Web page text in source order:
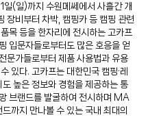
(일)까지 수원메쎄에서 사흘간 개
장비부터 차박, 캠핑카 등 캠핑 관련
목 등을 한자리에 전시하는 고카프
입문자들로부터도 많은 호응을 얻
문가들로부터 제품 사용법과 유용
있다. 고카프는 대한민국 캠핑·레
높은 정보와 경험을 제공하는 통
브랜드를 발굴하여 전시하며 MA
까지 만나볼 수 있는 국내 최대의